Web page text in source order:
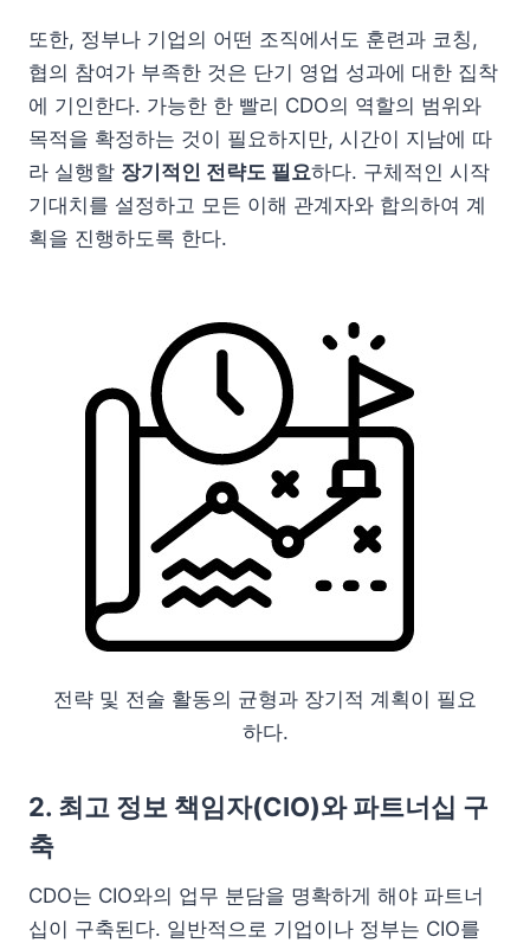
또한, 정부나 기업의 어떤 조직에서도 훈련과 코칭,
협의 참여가 부족한 것은 단기 영업 성과에 대한 집착
에 기인한다. 가능한 한 빨리 CDO의 역할의 범위와
목적을 확정하는 것이 필요하지만, 시간이 지남에 따
라 실행할 장기적인 전략도 필요하다. 구체적인 시작
기대치를 설정하고 모든 이해 관계자와 합의하여 계
획을 진행하도록 한다.
전략 및 전술 활동의 균형과 장기적 계획이 필요
하다.
2. 최고 정보 책임자(CIO)와 파트너십 구
축
CDO는 CIO와의 업무 분담을 명확하게 해야 파트너
십이 구축된다. 일반적으로 기업이나 정부는 CIO를